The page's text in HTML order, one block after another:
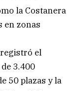
la Costanera
en zonas
el
3.400
50 plazas y la